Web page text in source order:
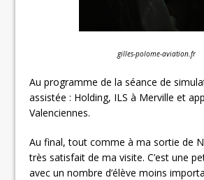
gilles-polome-aviation.fr
Au programme de la séance de
assistée : Holding, ILS à Merville et
Valenciennes.
Au final, tout comme à ma sortie de
très satisfait de ma visite. C’est une
avec un nombre d’élève moins